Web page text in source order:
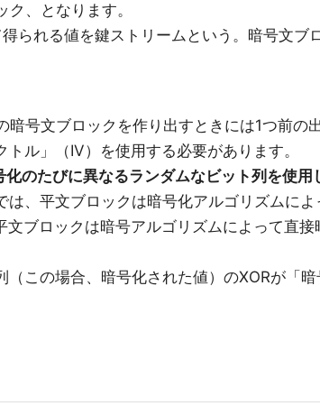
ク、となります。
られる値を鍵ストリームという。暗号文ブ
暗号文ブロックを作り出すときには1つ前の
ル」（IV）を使用する必要があります。
のたびに異なるランダムなビット列を使用
は、平文ブロックは暗号化アルゴリズムに
文ブロックは暗号アルゴリズムによって直
（この場合、暗号化された値）のXORが「